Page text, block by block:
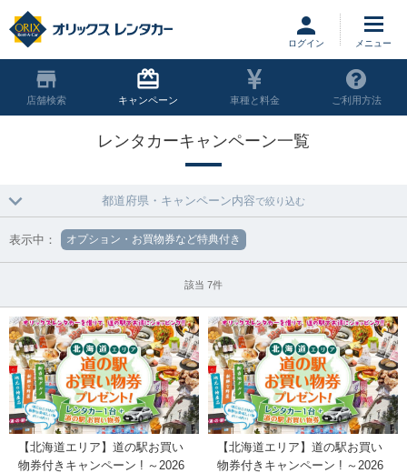
ログイン
店舗 キャンペーン 車種と料金 ご利用方法
レンタカーキャンペーン一覧
都道府県・キャンペーン内容で絞り込む
表示中： オプション・お買物券など特典付き
該当 7件
【北海道エリア】道の駅お買い
物券付きキャンペーン ! ～2026
【北海道エリア】道の駅お買い
物券付きキャンペーン ! ～2026